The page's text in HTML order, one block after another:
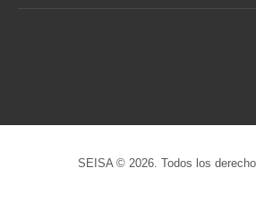
SEISA © 2026. Todos los